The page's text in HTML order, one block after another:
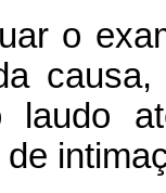
o
laudo